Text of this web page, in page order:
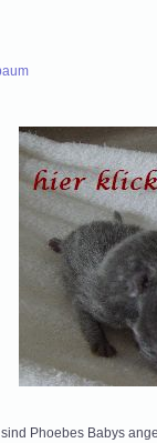
Phoebes Babys